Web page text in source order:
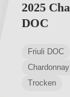
2025
DOC
Friuli DOC
Chardonnay
Trocken